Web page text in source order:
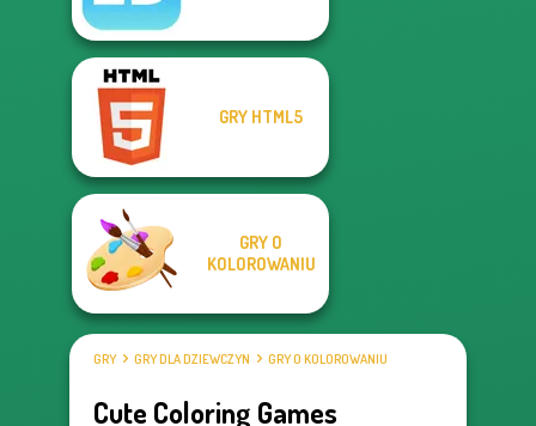
GRY HTML5
GRY O
KOLOROWANIU
GRY GRY DLA DZIEWCZYN GRY O KOLOROWANIU
Cute Coloring Games